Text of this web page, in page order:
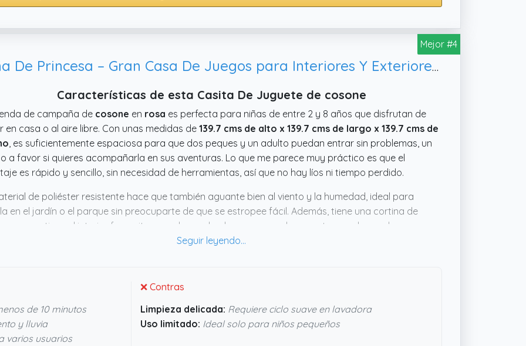
Mejor #4
Cosone Tienda De Campaña De Princesa – Gran Casa De Juegos para Interiores Y Exteriores, Juguetes Regalo Niña 2 3 4 5 6 7 8 Años
Características de esta Casita De Juguete de cosone
de campaña de cosone en rosa es perfecta para niñas de entre 2 y 8 años que disfrutan de
en casa o al aire libre. Con unas medidas de 139.7 cms de alto x 139.7 cms de largo x 139.7 cms de
, es suficientemente espaciosa para que dos peques y un adulto puedan entrar sin problemas, un
a favor si quieres acompañarla en sus aventuras. Lo que me parece muy práctico es que el
es rápido y sencillo, sin necesidad de herramientas, así que no hay líos ni tiempo perdido.
de poliéster resistente hace que también aguante bien al viento y la humedad, ideal para
en el jardín o el parque sin preocuparte de que se estropee fácil. Además, tiene una cortina de
que mantiene el interior fresquito y con buena luz, lo que seguro le encanta para leer o descansar.
un capricho con sentido, porque además se limpia fácil y no trae olores raros, un detalle
de 10 minutos
y lluvia
varios usuarios
❌ Contras
Limpieza delicada: Requiere ciclo suave en lavadora
Uso limitado: Ideal solo para niños pequeños